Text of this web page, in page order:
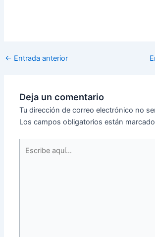
← Entrada anterior
Deja un comentario
Tu dirección de correo electrónico no
Los campos obligatorios están
aquí...